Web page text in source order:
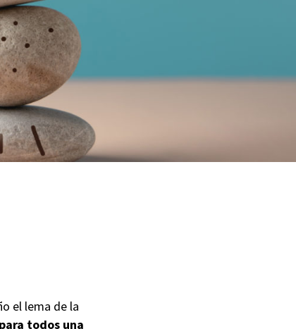
el lema de la
todos una